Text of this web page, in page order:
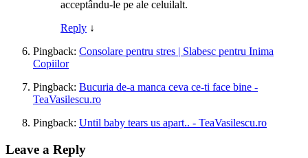
acceptându-le pe ale celuilalt.
Reply ↓
Pingback: Consolare pentru stres | Slabesc pentru Inima
Copiilor
Pingback: Bucuria de-a manca ceva ce-ti face bine -
TeaVasilescu.ro
Pingback: Until baby tears us apart.. - TeaVasilescu.ro
Leave a Reply